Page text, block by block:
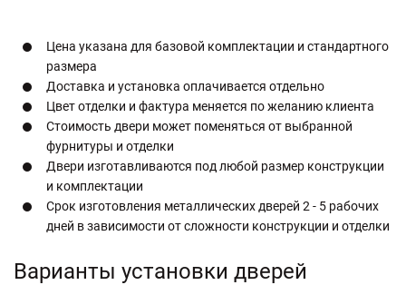
Цена указана для базовой комплектации и стандартного
размера
Доставка и установка оплачивается отдельно
Цвет отделки и фактура меняется по желанию клиента
Стоимость двери может поменяться от выбранной
фурнитуры и отделки
Двери изготавливаются под любой размер конструкции
и комплектации
Срок изготовления металлических дверей 2 - 5 рабочих
дней в зависимости от сложности конструкции и отделки
Варианты установки дверей